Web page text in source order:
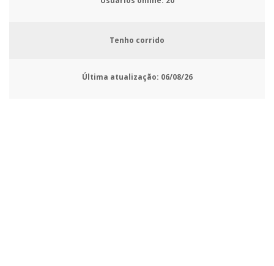
Tenho corrido
Última atualização: 06/08/26